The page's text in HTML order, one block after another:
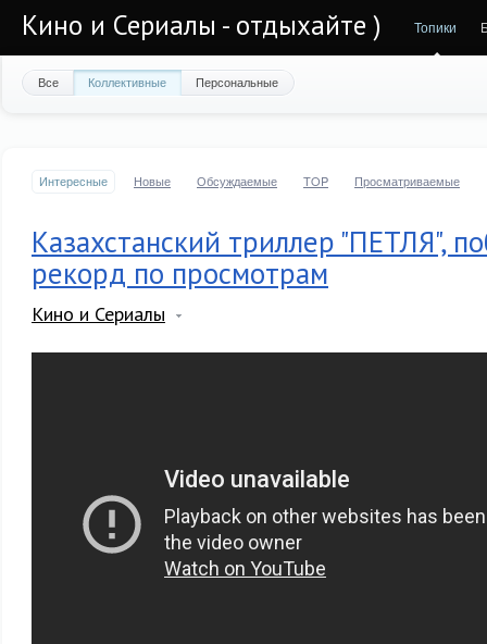
Кино и Сериалы - отдыхайте ) Топики
Все Коллективные Персональные
Интересные Новые Обсуждаемые TOP Просматриваемые
Казахстанский триллер "ПЕТЛЯ",
рекорд по просмотрам
Кино и Сериалы